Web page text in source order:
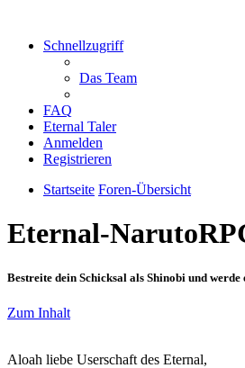
Schnellzugriff
Das Team
FAQ
Eternal Taler
Anmelden
Registrieren
Startseite Foren-Übersicht
Eternal-
Bestreite dein Schicksal als Shinobi und
Zum Inhalt
Aloah liebe Userschaft des Eternal,